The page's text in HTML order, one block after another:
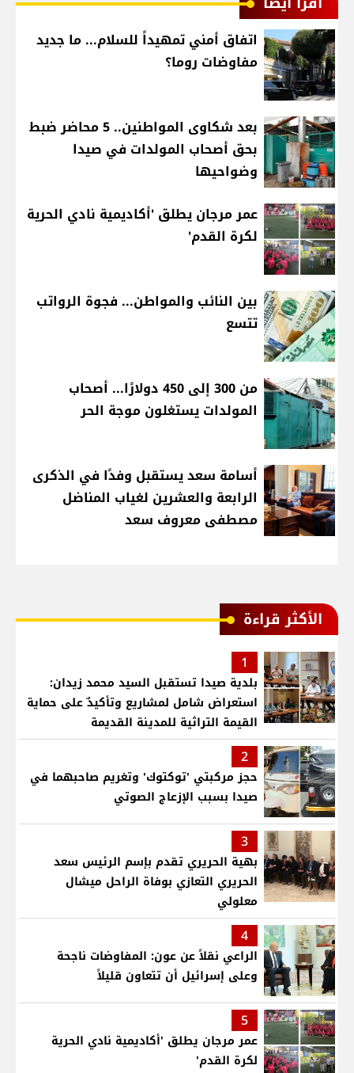
اتفاق أمني تمهيداً للسلام... ما جديد
مفاوضات روما؟
بعد شكاوى المواطنين.. 5 محاضر ضبط
بحق أصحاب المولدات في صيدا
وضواحيها
عمر مرجان يطلق 'أكاديمية نادي الحرية
لكرة القدم'
بين النائب والمواطن... فجوة الرواتب
تتسع
من 300 إلى 450 دولارًا... أصحاب
المولدات يستغلون موجة الحر
أسامة سعد يستقبل وفدًا في الذكرى
الرابعة والعشرين لغياب المناضل
مصطفى معروف سعد
الأكثر قراءة
1
بلدية صيدا تستقبل السيد محمد زيدان:
استعراض شامل لمشاريع وتأكيدٌ على حماية
القيمة التراثية للمدينة القديمة
2
حجز مركبتي 'توكتوك' وتغريم صاحبهما في
صيدا بسبب الإزعاج الصوتي
3
بهية الحريري تقدم بإسم الرئيس سعد
الحريري التعازي بوفاة الراحل ميشال
معلولي
4
الراعي نقلاً عن عون: المفاوضات ناجحة
وعلى إسرائيل أن تتعاون قليلاً
5
عمر مرجان يطلق 'أكاديمية نادي الحرية
لكرة القدم'